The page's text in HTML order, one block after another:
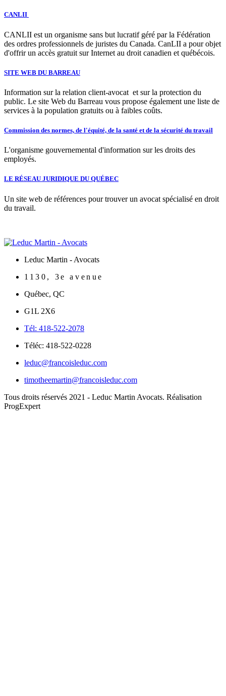
CANLII
CANLII est un organisme sans but lucratif géré par la Fédération
des ordres professionnels de juristes du Canada. CanLII a pour objet
d'offrir un accès gratuit sur Internet au droit canadien et québécois.
SITE WEB DU BARREAU
Information sur la relation client-avocat et sur la protection du
public. Le site Web du Barreau vous propose également une liste de
services à la population gratuits ou à faibles coûts.
Commission des normes, de l'équité, de la santé et de la sécurité du travail
L'organisme gouvernemental d'information sur les droits des
employés.
LE RÉSEAU JURIDIQUE DU QUÉBEC
Un site web de références pour trouver un avocat spécialisé en droit
du travail.
Leduc Martin - Avocats
1130, 3e avenue
Québec, QC
G1L 2X6
Tél: 418-522-2078
Téléc: 418-522-0228
leduc@francoisleduc.com
timotheemartin@francoisleduc.com
Tous droits réservés 2021 - Leduc Martin Avocats. Réalisation
ProgExpert